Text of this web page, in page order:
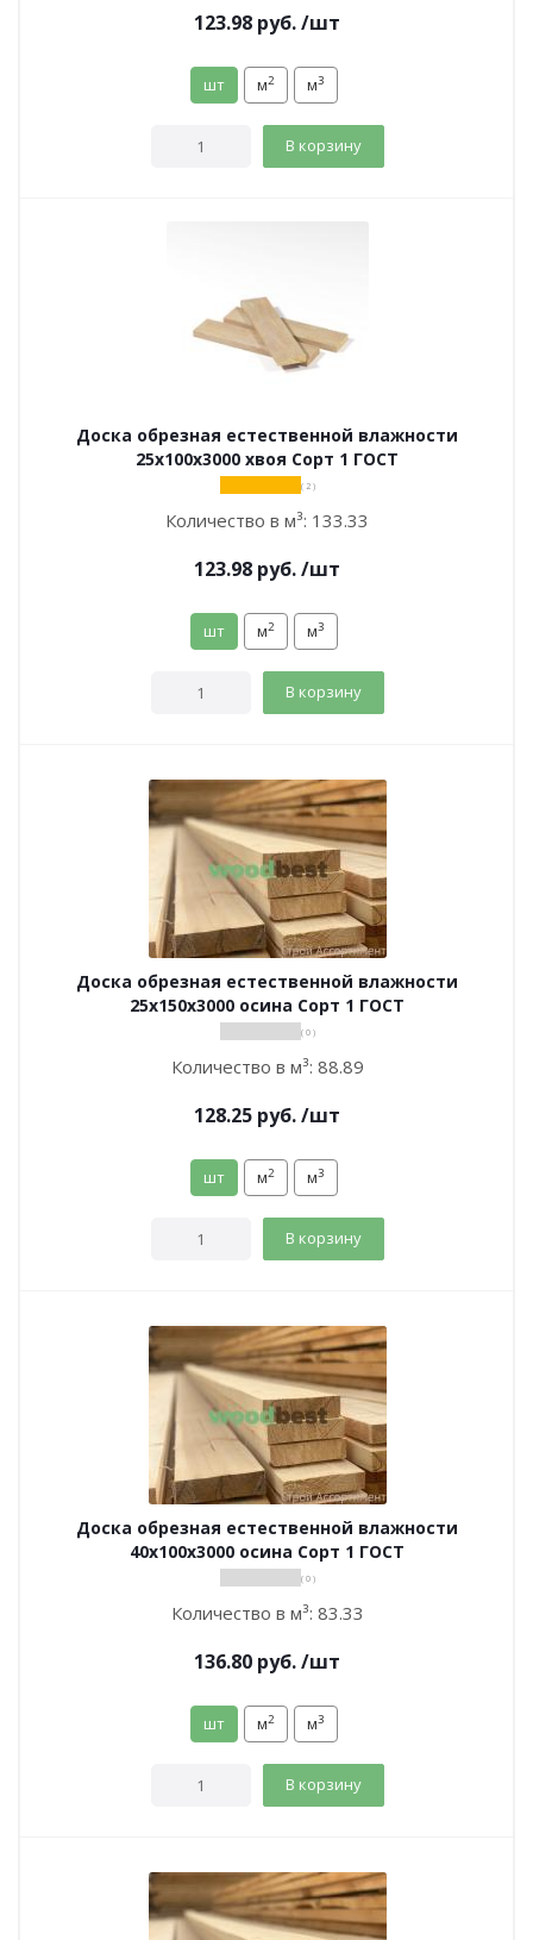
123.98 руб./шт
шт м2 м3
В корзину
Доска обрезная естественной влажности
25х100х3000 хвоя Сорт 1 ГОСТ
( 2 )
Количество в м³: 133.33
123.98 руб./шт
шт м2 м3
В корзину
Доска обрезная естественной влажности
25х150х3000 осина Сорт 1 ГОСТ
( 0 )
Количество в м³: 88.89
128.25 руб./шт
шт м2 м3
В корзину
Доска обрезная естественной влажности
40х100х3000 осина Сорт 1 ГОСТ
( 0 )
Количество в м³: 83.33
136.80 руб./шт
шт м2 м3
В корзину